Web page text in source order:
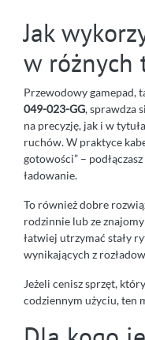
Jak
w różnych
Przewodowy gamepad,
049-023-GG, sprawdza
na precyzję, jak i w
ruchów. W praktyce
gotowości” –
ładowanie.
To również dobre
rodzinnie lub ze
łatwiej utrzymać stały
wynikających z
Jeżeli cenisz sprzęt,
codziennym użyciu, ten